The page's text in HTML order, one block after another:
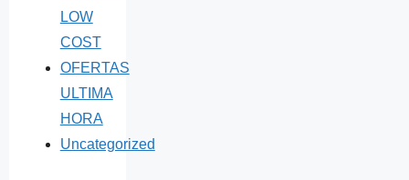
LOW
COST
OFERTAS
ULTIMA
HORA
Uncategorized